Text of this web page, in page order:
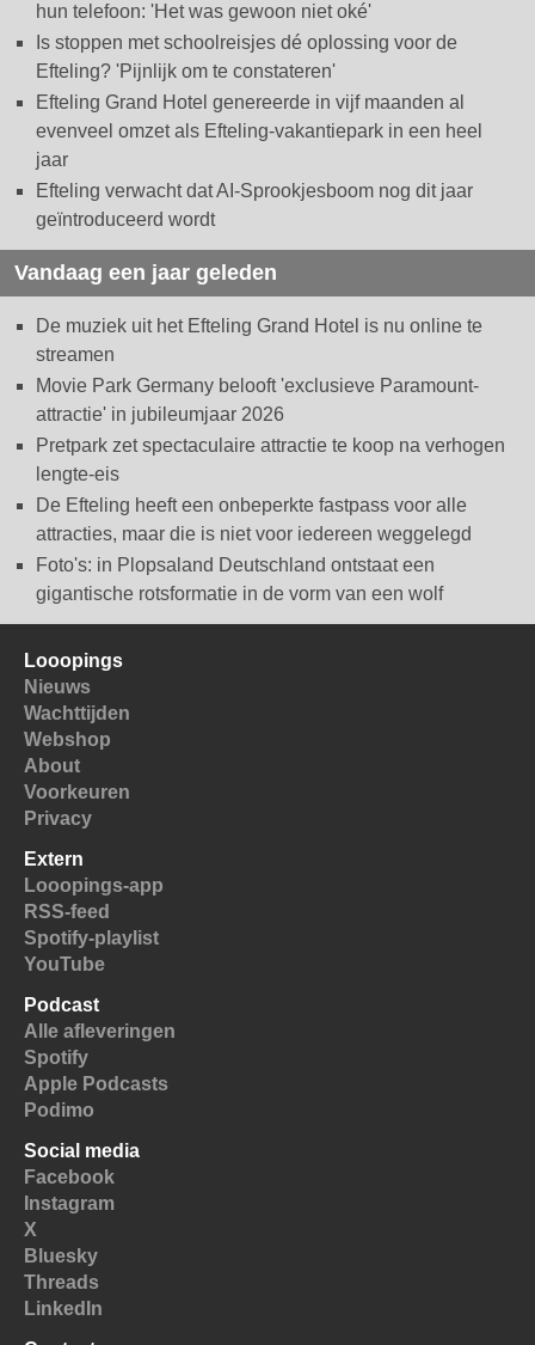
hun telefoon: 'Het was gewoon niet oké'
Is stoppen met schoolreisjes dé oplossing voor de
Efteling? 'Pijnlijk om te constateren'
Efteling Grand Hotel genereerde in vijf maanden al
evenveel omzet als Efteling-vakantiepark in een heel
jaar
Efteling verwacht dat AI-Sprookjesboom nog dit jaar
geïntroduceerd wordt
Vandaag een jaar geleden
De muziek uit het Efteling Grand Hotel is nu online te
streamen
Movie Park Germany belooft 'exclusieve Paramount-
attractie' in jubileumjaar 2026
Pretpark zet spectaculaire attractie te koop na verhogen
lengte-eis
De Efteling heeft een onbeperkte fastpass voor alle
attracties, maar die is niet voor iedereen weggelegd
Foto's: in Plopsaland Deutschland ontstaat een
gigantische rotsformatie in de vorm van een wolf
Looopings
Nieuws
Wachttijden
Webshop
About
Voorkeuren
Privacy
Extern
Looopings-app
RSS-feed
Spotify-playlist
YouTube
Podcast
Alle afleveringen
Spotify
Apple Podcasts
Podimo
Social media
Facebook
Instagram
X
Bluesky
Threads
LinkedIn